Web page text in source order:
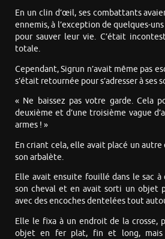
En un clin d’œil, ses combattants
ennemis, à l’exception de quelques-
pour sauver leur vie. C’était
totale.
Cependant, Sigrun n’avait même pas
s’était retournée pour s’adresser à ses
« Ne baissez pas votre garde. Cela
deuxième et d’une troisième vague
armes ! »
En criant cela, elle avait placé un autre
son arbalète.
Elle avait ensuite fouillé dans le sac à
son cheval et en avait sorti un objet
avec des encoches dentelées tout
Elle le fixa à un endroit de la crosse,
objet en fer plat, fin et long, mais